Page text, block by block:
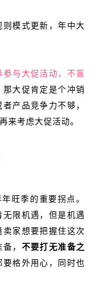
模式更新，年中大
与大促活动，不盲
大促肯定是个冲销
产品竞争力不够，
来考虑大促活动。
旺季的重要拐点。
限机遇，但是机遇
家想要把握住这次
， 不要打无准备之
格外用心，同时也